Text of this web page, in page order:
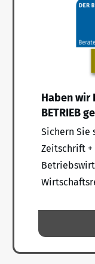
Haben wir
BETRIEB
Sichern Sie
Zeitschrift